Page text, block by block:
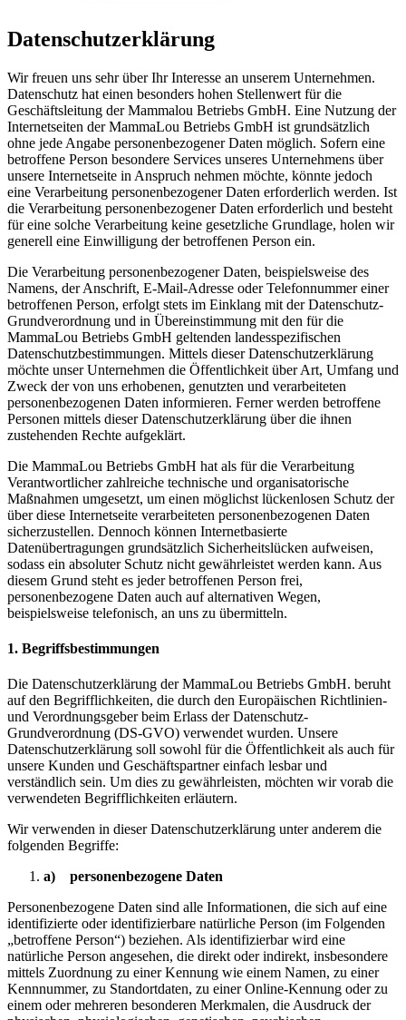
Datenschutzerklärung
Wir freuen uns sehr über Ihr Interesse an unserem Unternehmen.
Datenschutz hat einen besonders hohen Stellenwert für die
Geschäftsleitung der Mammalou Betriebs GmbH. Eine Nutzung der
Internetseiten der MammaLou Betriebs GmbH ist grundsätzlich
ohne jede Angabe personenbezogener Daten möglich. Sofern eine
betroffene Person besondere Services unseres Unternehmens über
unsere Internetseite in Anspruch nehmen möchte, könnte jedoch
eine Verarbeitung personenbezogener Daten erforderlich werden. Ist
die Verarbeitung personenbezogener Daten erforderlich und besteht
für eine solche Verarbeitung keine gesetzliche Grundlage, holen wir
generell eine Einwilligung der betroffenen Person ein.
Die Verarbeitung personenbezogener Daten, beispielsweise des
Namens, der Anschrift, E-Mail-Adresse oder Telefonnummer einer
betroffenen Person, erfolgt stets im Einklang mit der Datenschutz-
Grundverordnung und in Übereinstimmung mit den für die
MammaLou Betriebs GmbH geltenden landesspezifischen
Datenschutzbestimmungen. Mittels dieser Datenschutzerklärung
möchte unser Unternehmen die Öffentlichkeit über Art, Umfang und
Zweck der von uns erhobenen, genutzten und verarbeiteten
personenbezogenen Daten informieren. Ferner werden betroffene
Personen mittels dieser Datenschutzerklärung über die ihnen
zustehenden Rechte aufgeklärt.
Die MammaLou Betriebs GmbH hat als für die Verarbeitung
Verantwortlicher zahlreiche technische und organisatorische
Maßnahmen umgesetzt, um einen möglichst lückenlosen Schutz der
über diese Internetseite verarbeiteten personenbezogenen Daten
sicherzustellen. Dennoch können Internetbasierte
Datenübertragungen grundsätzlich Sicherheitslücken aufweisen,
sodass ein absoluter Schutz nicht gewährleistet werden kann. Aus
diesem Grund steht es jeder betroffenen Person frei,
personenbezogene Daten auch auf alternativen Wegen,
beispielsweise telefonisch, an uns zu übermitteln.
1. Begriffsbestimmungen
Die Datenschutzerklärung der MammaLou Betriebs GmbH. beruht
auf den Begrifflichkeiten, die durch den Europäischen Richtlinien-
und Verordnungsgeber beim Erlass der Datenschutz-
Grundverordnung (DS-GVO) verwendet wurden. Unsere
Datenschutzerklärung soll sowohl für die Öffentlichkeit als auch für
unsere Kunden und Geschäftspartner einfach lesbar und
verständlich sein. Um dies zu gewährleisten, möchten wir vorab die
verwendeten Begrifflichkeiten erläutern.
Wir verwenden in dieser Datenschutzerklärung unter anderem die
folgenden Begriffe:
a) personenbezogene Daten
Personenbezogene Daten sind alle Informationen, die sich auf eine
identifizierte oder identifizierbare natürliche Person (im Folgenden
„betroffene Person“) beziehen. Als identifizierbar wird eine
natürliche Person angesehen, die direkt oder indirekt, insbesondere
mittels Zuordnung zu einer Kennung wie einem Namen, zu einer
Kennnummer, zu Standortdaten, zu einer Online-Kennung oder zu
einem oder mehreren besonderen Merkmalen, die Ausdruck der